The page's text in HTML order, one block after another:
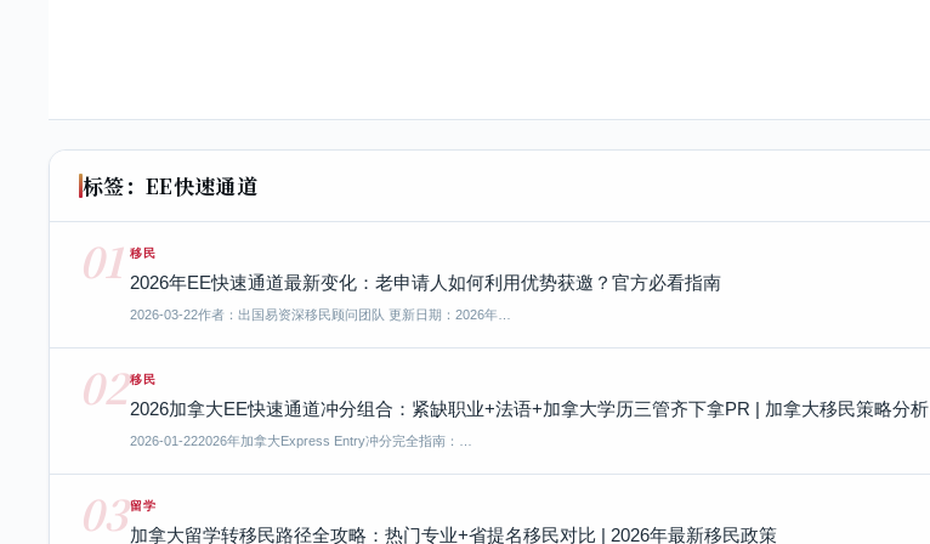
标签：EE快速通道
01 移民
2026年EE快速通道最新变化：老申请人如何利用优势获邀？官方必看指南
2026-03-22作者：出国易资深移民顾问团队 更新日期：2026年…
02移民
2026加拿大EE快速通道冲分组合：紧缺职业+法语+加拿大学历三管齐下拿PR | 加拿大移民策略分析
2026-01-222026年加拿大Express Entry冲分完全指南：…
03留学
加拿大留学转移民路径全攻略：热门专业+省提名移民对比 | 2026年最新移民政策